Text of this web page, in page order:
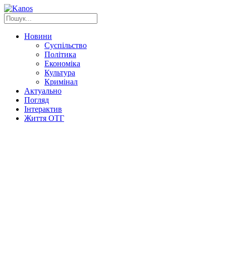
Новини
Суспільство
Політика
Економіка
Культура
Кримінал
Актуально
Погляд
Інтерактив
Життя ОТГ